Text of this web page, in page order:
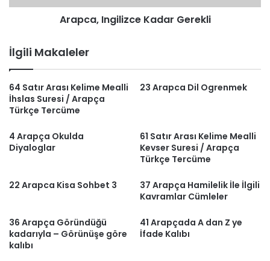
Arapca, Ingilizce Kadar Gerekli
İlgili Makaleler
64 Satır Arası Kelime Mealli
İhslas Suresi / Arapça
Türkçe Tercüme
23 Arapca Dil Ogrenmek
4 Arapça Okulda
Diyaloglar
61 Satır Arası Kelime Mealli
Kevser Suresi / Arapça
Türkçe Tercüme
22 Arapca Kisa Sohbet 3
37 Arapça Hamilelik İle İlgili
Kavramlar Cümleler
36 Arapça Göründüğü
kadarıyla – Görünüşe göre
kalıbı
41 Arapçada A dan Z ye
İfade Kalıbı